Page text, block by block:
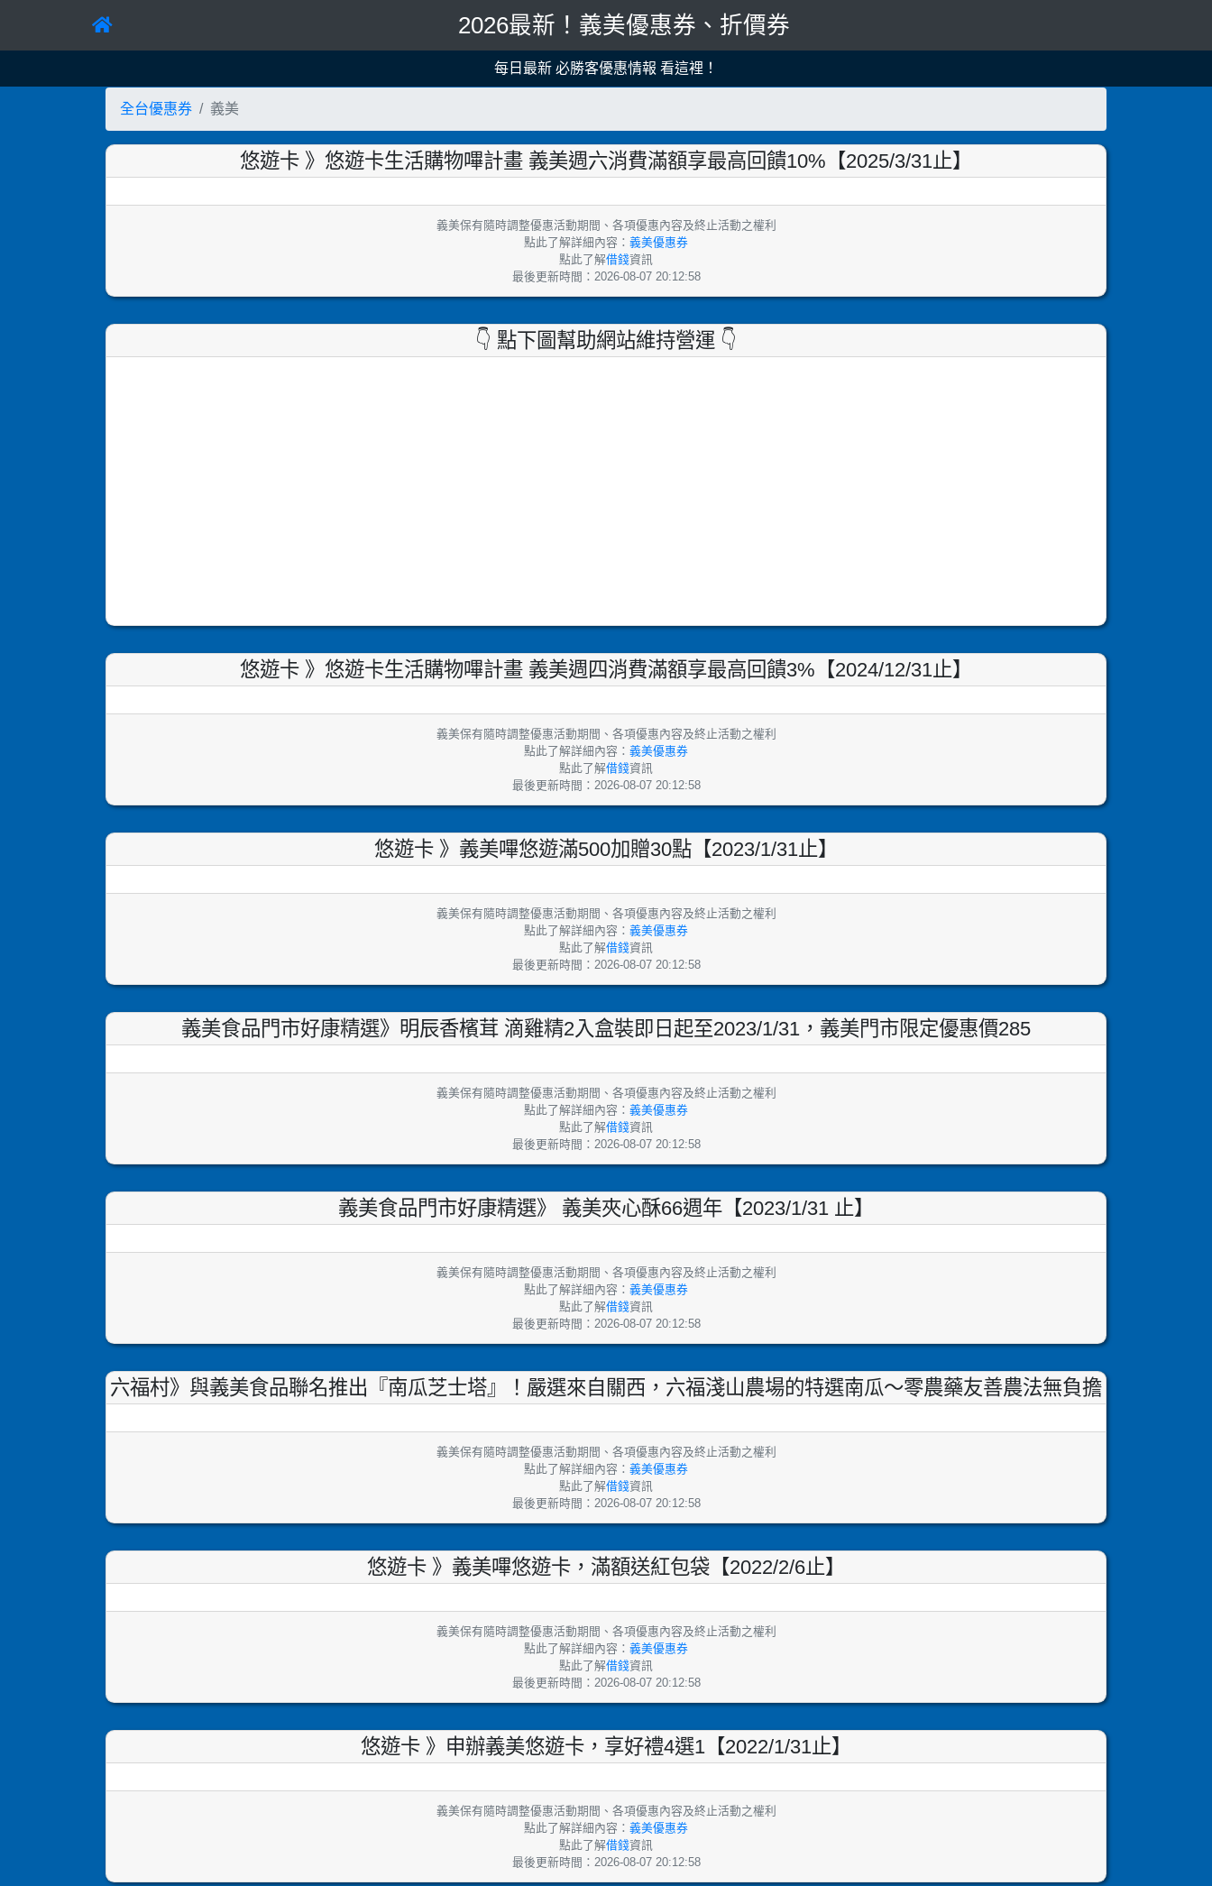
2026最新！義美優惠券、折價券
每日最新 拿坡里優惠情報 看這裡！
全台優惠券 義美
悠遊卡 》悠遊卡生活購物嗶計畫 義美週六消費滿額享最高回饋10%【2025/3/31止】
義美保有隨時調整優惠活動期間、各項優惠內容及終止活動之權利
點此了解詳細內容： 義美優惠券
點此了解借錢資訊
最後更新時間：2026-08-07 20:12:58
👇 點下圖幫助網站維持營運 👇
悠遊卡 》悠遊卡生活購物嗶計畫 義美週四消費滿額享最高回饋3%【2024/12/31止】
義美保有隨時調整優惠活動期間、各項優惠內容及終止活動之權利
點此了解詳細內容： 義美優惠券
點此了解借錢資訊
最後更新時間：2026-08-07 20:12:58
悠遊卡 》義美嗶悠遊滿500加贈30點【2023/1/31止】
義美保有隨時調整優惠活動期間、各項優惠內容及終止活動之權利
點此了解詳細內容： 義美優惠券
點此了解借錢資訊
最後更新時間：2026-08-07 20:12:58
義美食品門市好康精選》明辰香檳茸 滴雞精2入盒裝即日起至2023/1/31，義美門市限定優惠價285
義美保有隨時調整優惠活動期間、各項優惠內容及終止活動之權利
點此了解詳細內容： 義美優惠券
點此了解借錢資訊
最後更新時間：2026-08-07 20:12:58
義美食品門市好康精選》 義美夾心酥66週年【2023/1/31 止】
義美保有隨時調整優惠活動期間、各項優惠內容及終止活動之權利
點此了解詳細內容： 義美優惠券
點此了解借錢資訊
最後更新時間：2026-08-07 20:12:58
六福村》與義美食品聯名推出『南瓜芝士塔』！嚴選來自關西，六福淺山農場的特選南瓜～零農藥友善農法無負擔
義美保有隨時調整優惠活動期間、各項優惠內容及終止活動之權利
點此了解詳細內容： 義美優惠券
點此了解借錢資訊
最後更新時間：2026-08-07 20:12:58
悠遊卡 》義美嗶悠遊卡，滿額送紅包袋【2022/2/6止】
義美保有隨時調整優惠活動期間、各項優惠內容及終止活動之權利
點此了解詳細內容： 義美優惠券
點此了解借錢資訊
最後更新時間：2026-08-07 20:12:58
悠遊卡 》申辦義美悠遊卡，享好禮4選1【2022/1/31止】
義美保有隨時調整優惠活動期間、各項優惠內容及終止活動之權利
點此了解詳細內容： 義美優惠券
點此了解借錢資訊
最後更新時間：2026-08-07 20:12:58